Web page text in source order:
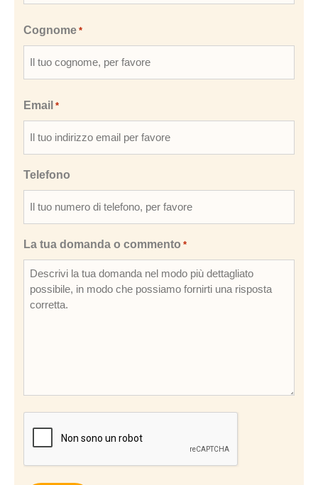
Cognome *
Email *
Telefono
La tua domanda o commento *